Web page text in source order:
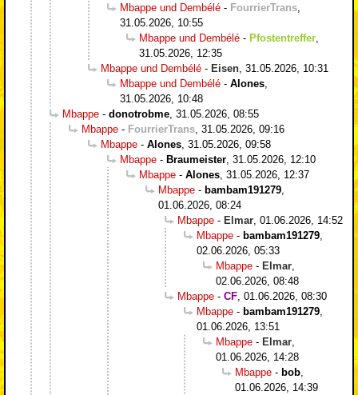
Mbappe und Dembélé - FourrierTrans
31.05.2026, 10:55
Mbappe und Dembélé - Pfostentreffer
31.05.2026, 12:35
Mbappe und Dembélé - Eisen 31.05.2026, 10:31
Mbappe und Dembélé - Alones
31.05.2026, 10:48
Mbappe - donotrobme 31.05.2026, 08:55
Mbappe - FourrierTrans 31.05.2026, 09:16
Mbappe - Alones 31.05.2026, 09:58
Mbappe - Braumeister 31.05.2026, 12:10
Mbappe - Alones 31.05.2026, 12:37
Mbappe - bambam191279
01.06.2026, 08:24
Mbappe - Elmar 01.06.2026, 14:52
Mbappe - bambam191279
02.06.2026, 05:33
Mbappe - Elmar
02.06.2026, 08:48
Mbappe - CF 01.06.2026, 08:30
Mbappe - bambam191279
01.06.2026, 13:51
Mbappe - Elmar
01.06.2026, 14:28
Mbappe - bob
01.06.2026, 14:39